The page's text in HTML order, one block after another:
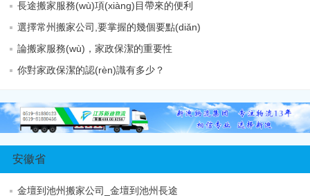
長途搬家服務(wù)項(xiàng)目帶來的便利
選擇常州搬家公司,要掌握的幾個要點(diǎn)
論搬家服務(wù)，家政保潔的重要性
你對家政保潔的認(rèn)識有多少？
安徽省
金壇到池州搬家公司_金壇到池州長途